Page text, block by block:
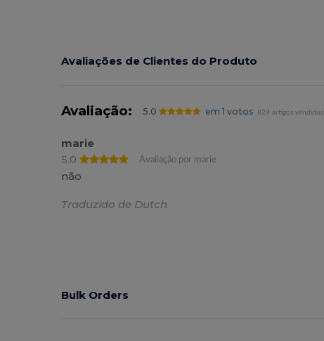
Avaliações de Clientes do Produto
Avaliação: 5.0 em 1 votos 829 artigos vendidos
marie
5.0
Avaliação por marie
não
Traduzido de Dutch
Bulk Orders